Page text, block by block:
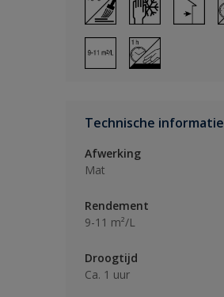
Technische informatie
Afwerking
Mat
Rendement
9-11 m²/L
Droogtijd
Ca. 1 uur